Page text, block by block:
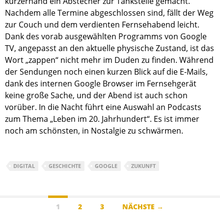
Nachdem alle Termine abgeschlossen sind, fällt der Weg
zur Couch und dem verdienten Fernsehabend leicht.
Dank des vorab ausgewählten Programms von Google
TV, angepasst an den aktuelle physische Zustand, ist das
Wort „zappen“ nicht mehr im Duden zu finden. Während
der Sendungen noch einen kurzen Blick auf die E-Mails,
dank des internen Google Browser im Fernsehgerät
keine große Sache, und der Abend ist auch schon
vorüber. In die Nacht führt eine Auswahl an Podcasts
zum Thema „Leben im 20. Jahrhundert“. Es ist immer
noch am schönsten, in Nostalgie zu schwärmen.
DIGITAL GESCHICHTE GOOGLE ZUKUNFT
Beitragsnavigation
1 2 3 NÄCHSTE →